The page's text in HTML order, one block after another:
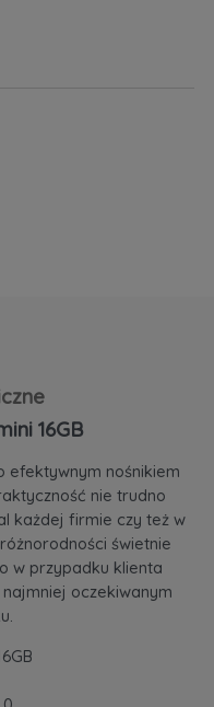
16GB
efektywnym nośnikiem
nie trudno
każdej firmie czy też w
świetnie
w przypadku klienta
oczekiwanym